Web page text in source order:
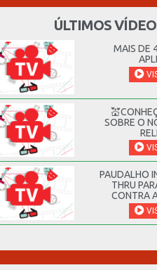
ÚLTIMOS
MAIS DE
SOBRE O
PAUDALHO
THRU
CONTRA